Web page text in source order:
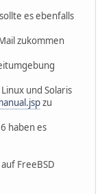
sollte es ebenfalls
zukommen
und Solaris
zu
haben es
FreeBSD